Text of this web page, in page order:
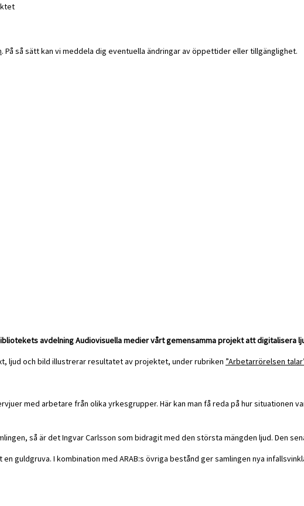
. På så sätt kan vi meddela dig eventuella ändringar av öppettider eller tillgänglighet.
avdelning Audiovisuella medier vårt gemensamma projekt att digitalisera
ljud och bild illustrerar resultatet av projektet, under rubriken ”Arbetarrörelsen
med arbetare från olika yrkesgrupper. Här kan man få reda på hur situationen
så är det Ingvar Carlsson som bidragit med den största mängden ljud. Den
guldgruva. I kombination med ARAB:s övriga bestånd ger samlingen nya